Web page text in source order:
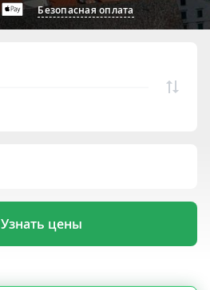
Безопасная оплата
Узнать цены